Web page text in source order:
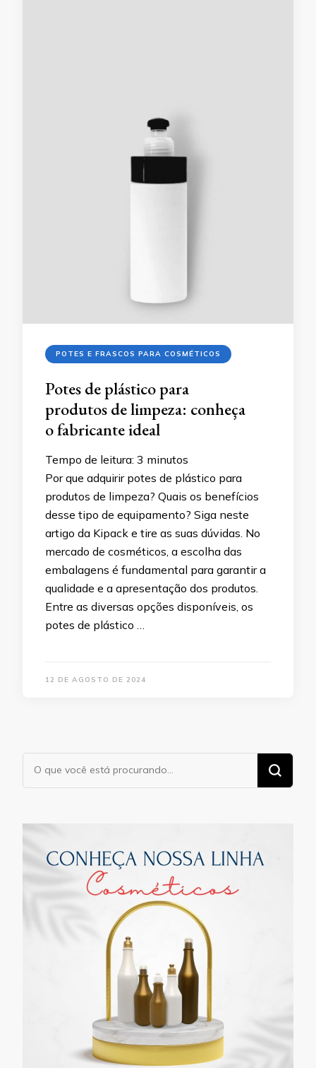
POTES E FRASCOS PARA COSMÉTICOS
Potes de plástico para
produtos de limpeza: conheça
o fabricante ideal
Tempo de leitura: 3 minutos
Por que adquirir potes de plástico para
produtos de limpeza? Quais os benefícios
desse tipo de equipamento? Siga neste
artigo da Kipack e tire as suas dúvidas. No
mercado de cosméticos, a escolha das
embalagens é fundamental para garantir a
qualidade e a apresentação dos produtos.
Entre as diversas opções disponíveis, os
potes de plástico …
12 DE AGOSTO DE 2024
Procurando
algo?